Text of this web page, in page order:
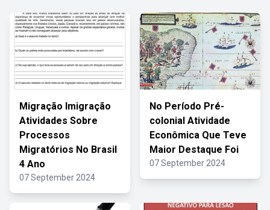
Migração Imigração
Atividades Sobre
Processos
Migratórios No Brasil
4 Ano
07 September 2024
No Período Pré-
colonial Atividade
Econômica Que Teve
Maior Destaque Foi
07 September 2024